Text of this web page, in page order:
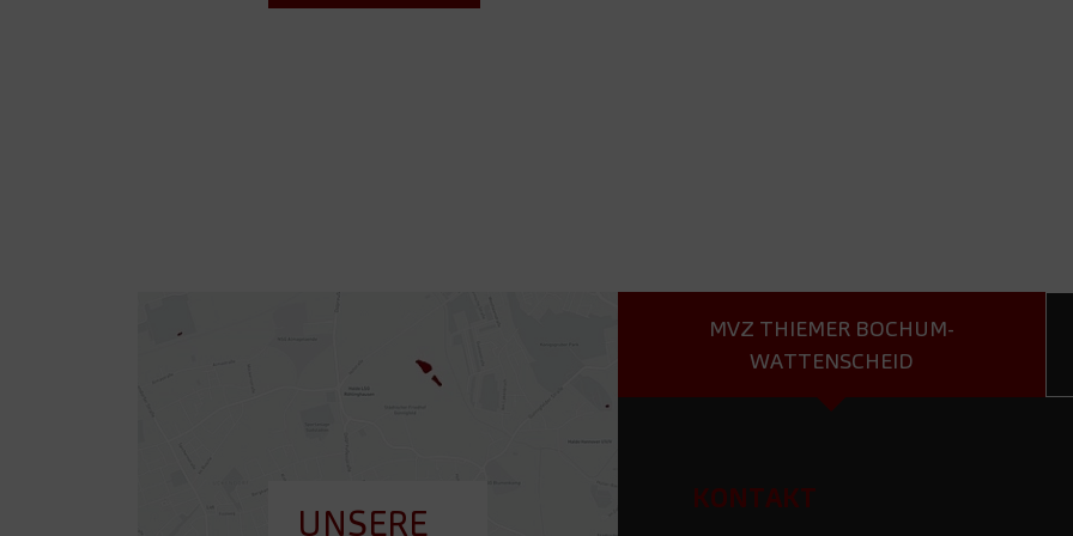
UNSERE
MVZ THIEMER BOCHUM-
WATTENSCHEID
KONTAKT